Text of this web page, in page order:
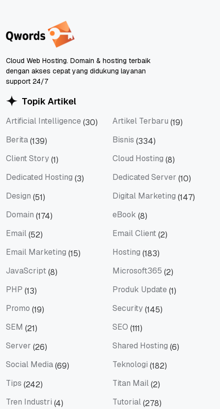
Cloud Web Hosting. Domain & hosting terbaik
dengan akses cepat yang didukung layanan
support 24/7
Topik Artikel
Artificial Intelligence (30) Artikel Terbaru (19)
Berita(139) Bisnis (334)
Client Story(1) Cloud Hosting (8)
Dedicated Hosting (3) Dedicated Server (10)
Design (51) Digital Marketing (147)
Domain (174) eBook (8)
Email(52) Email Client(2)
Email Marketing (15) Hosting (183)
JavaScript(8) Microsoft365 (2)
PHP (13) Produk Update (1)
Promo (19) Security(145)
SEM (21) SEO (111)
Server (26) Shared Hosting (6)
Social Media(69) Teknologi (182)
Tips (242) Titan Mail(2)
Tren Industri (4) Tutorial(278)